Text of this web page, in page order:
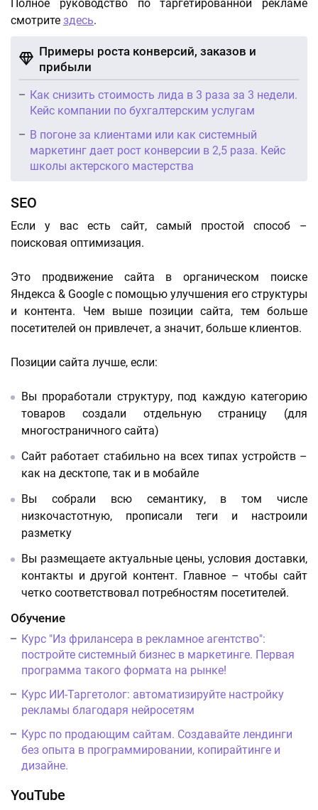
Полное руководство по таргетированной рекламе
смотрите здесь.
Примеры роста конверсий, заказов и
прибыли
Как снизить стоимость лида в 3 раза за 3 недели.
Кейс компании по бухгалтерским услугам
В погоне за клиентами или как системный
маркетинг дает рост конверсии в 2,5 раза. Кейс
школы актерского мастерства
SEO
Если у вас есть сайт, самый простой способ –
поисковая оптимизация.
Это продвижение сайта в органическом поиске
Яндекса & Google с помощью улучшения его структуры
и контента. Чем выше позиции сайта, тем больше
посетителей он привлечет, а значит, больше клиентов.
Позиции сайта лучше, если:
Вы проработали структуру, под каждую категорию
товаров создали отдельную страницу (для
многостраничного сайта)
Сайт работает стабильно на всех типах устройств –
как на десктопе, так и в мобайле
Вы собрали всю семантику, в том числе
низкочастотную, прописали теги и настроили
разметку
Вы размещаете актуальные цены, условия доставки,
контакты и другой контент. Главное – чтобы сайт
четко соответствовал потребностям посетителей.
Обучение
Курс "Из фрилансера в рекламное агентство":
постройте системный бизнес в маркетинге. Первая
программа такого формата на рынке!
Курс ИИ-Таргетолог: автоматизируйте настройку
рекламы благодаря нейросетям
Курс по продающим сайтам. Создавайте лендинги
без опыта в программировании, копирайтинге и
дизайне.
YouTube